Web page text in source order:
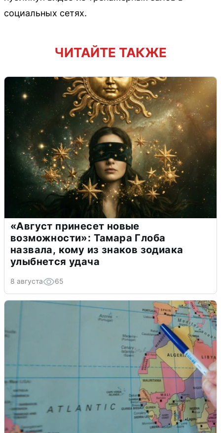
социальных сетях.
ЧИТАЙТЕ ТАКЖЕ
«Август принесет новые
возможности»: Тамара Глоба
назвала, кому из знаков зодиака
улыбнется удача
8 августа 65